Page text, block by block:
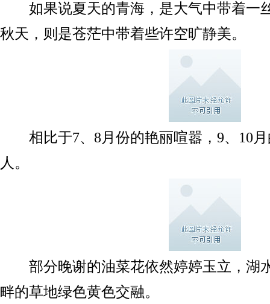
如果说夏天的青海，是大气中带着一
秋天，则是苍茫中带着些许空旷静美。
相比于7、8月份的艳丽喧嚣，9、10月
人。
部分晚谢的油菜花依然婷婷玉立，湖
畔的草地绿色黄色交融。